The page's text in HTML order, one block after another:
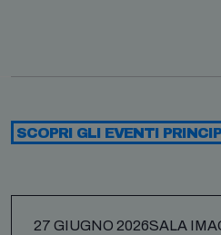
SCOPRI GLI EVENTI
27 GIUGNO 2026SALA